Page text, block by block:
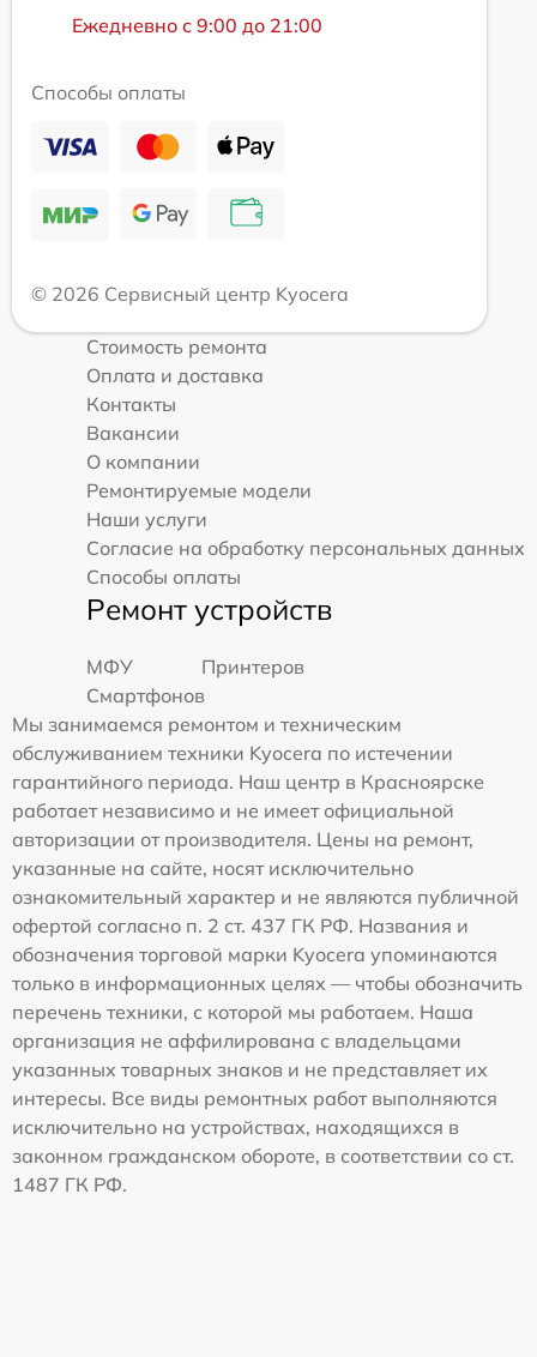
Ежедневно с 9:00 до 21:00
Способы оплаты
© 2026 Сервисный центр Kyocera
Стоимость ремонта
Оплата и доставка
Контакты
Вакансии
О компании
Ремонтируемые модели
Наши услуги
Согласие на обработку персональных данных
Способы оплаты
Ремонт устройств
МФУ
Принтеров
Смартфонов
Мы занимаемся ремонтом и техническим
обслуживанием техники Kyocera по истечении
гарантийного периода. Наш центр в Красноярске
работает независимо и не имеет официальной
авторизации от производителя. Цены на ремонт,
указанные на сайте, носят исключительно
ознакомительный характер и не являются публичной
офертой согласно п. 2 ст. 437 ГК РФ. Названия и
обозначения торговой марки Kyocera упоминаются
только в информационных целях — чтобы обозначить
перечень техники, с которой мы работаем. Наша
организация не аффилирована с владельцами
указанных товарных знаков и не представляет их
интересы. Все виды ремонтных работ выполняются
исключительно на устройствах, находящихся в
законном гражданском обороте, в соответствии со ст.
1487 ГК РФ.